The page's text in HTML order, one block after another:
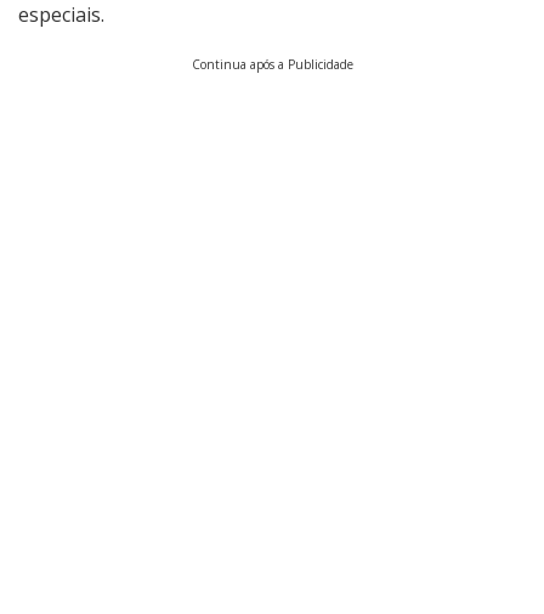
especiais.
Continua após a Publicidade